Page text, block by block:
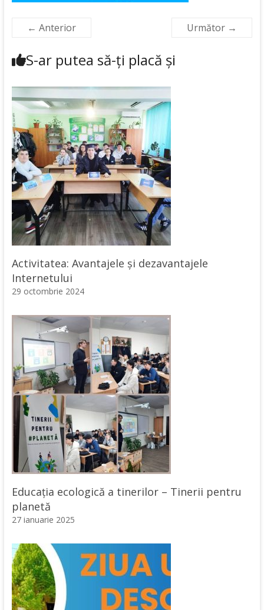
← Anterior Următor →
S-ar putea să-ți placă și
Activitatea: Avantajele şi dezavantajele
Internetului
29 octombrie 2024
Educația ecologică a tinerilor – Tinerii pentru
planetă
27 ianuarie 2025